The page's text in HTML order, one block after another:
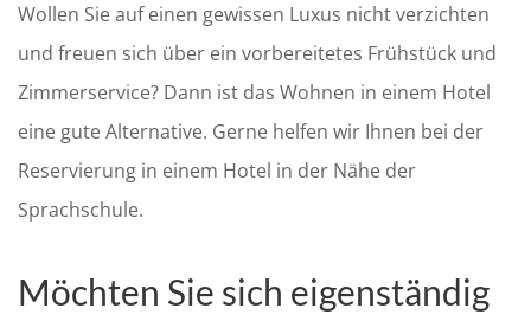
Wollen Sie auf einen gewissen Luxus nicht verzichten
und freuen sich über ein vorbereitetes Frühstück und
Zimmerservice? Dann ist das Wohnen in einem Hotel
eine gute Alternative. Gerne helfen wir Ihnen bei der
Reservierung in einem Hotel in der Nähe der
Sprachschule.
Möchten Sie sich eigenständig